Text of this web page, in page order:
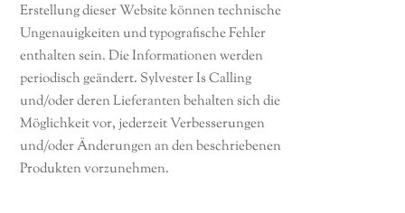
Erstellung dieser Website können technische
Ungenauigkeiten und typografische Fehler
enthalten sein. Die Informationen werden
periodisch geändert. Sylvester Is Calling
und/oder deren Lieferanten behalten sich die
Möglichkeit vor, jederzeit Verbesserungen
und/oder Änderungen an den beschriebenen
Produkten vorzunehmen.